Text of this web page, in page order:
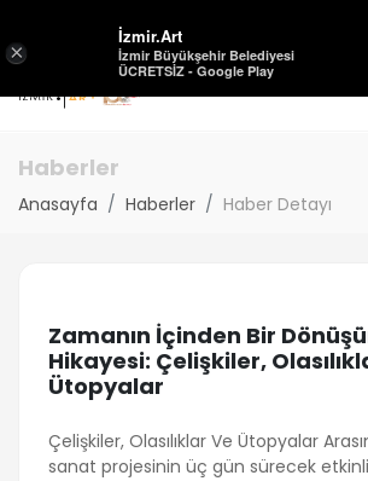
Haberler
Anasayfa Haberler Haber Detayı
Zamanın İçinden Bir
Hikayesi: Çelişkiler,
Ütopyalar
Çelişkiler, Olasılıklar Ve Ütopyalar
sanat projesinin üç gün sürecek
×
İzmir.Art
İzmir Büyükşehir Belediyesi
ÜCRETSİZ - Google Play